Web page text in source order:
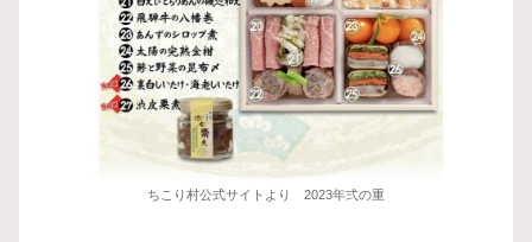
ちこり村公式サイトより 2023年弍の重